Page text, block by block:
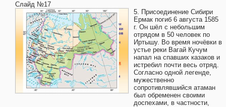
Слайд №17
5. Присоединение Сибири
Ермак погиб 6 августа 1585
г. Он шёл с небольшим
отрядом в 50 человек по
Иртышу. Во время ночёвки в
устье реки Вагай Кучум
напал на спавших казаков и
истребил почти весь отряд.
Согласно одной легенде,
мужественно
сопротивлявшийся атаман
был обременен своими
доспехами, в частности,